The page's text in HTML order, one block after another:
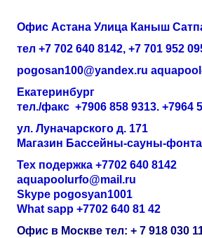
ОфисАстана​Улица Каныш
тел +7 702 640 8142, ​+7 701 952
pogosan100@yandex.ru
Екатеринбург
тел./факс+7906 858 9313. +7964
ул. Луначарского д. 171
Магазин Бассейны-сауны-
Тех подержка +7702 640 8142
aquapoolurfo@mail.ru
Skype pogosyan1001
What sapp +7702 640 81 42
Офис в Москве тел:+ 7 918 030